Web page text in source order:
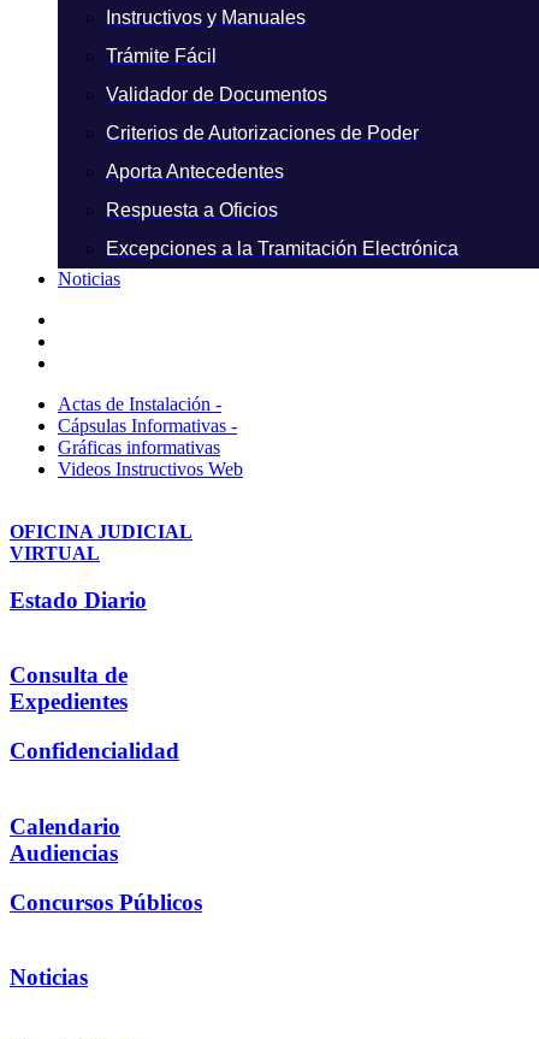
Instructivos y Manuales
Trámite Fácil
Validador de Documentos
Criterios de Autorizaciones de Poder
Aporta Antecedentes
Respuesta a Oficios
Excepciones a la Tramitación Electrónica
Noticias
Actas de Instalación -
Cápsulas Informativas -
Gráficas informativas
Videos Instructivos Web
OFICINA JUDICIAL
VIRTUAL
Estado Diario
Consulta de
Expedientes
Confidencialidad
Calendario
Audiencias
Concursos Públicos
Noticias